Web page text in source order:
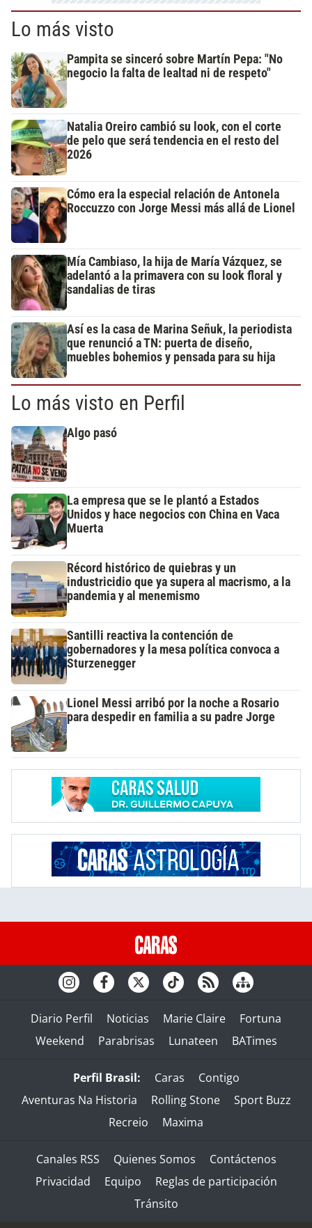
Lo más visto
Pampita se sinceró sobre Martín Pepa: "No
negocio la falta de lealtad ni de respeto"
Natalia Oreiro cambió su look, con el corte
de pelo que será tendencia en el resto del
2026
Cómo era la especial relación de Antonela
Roccuzzo con Jorge Messi más allá de Lionel
Mía Cambiaso, la hija de María Vázquez, se
adelantó a la primavera con su look floral y
sandalias de tiras
Así es la casa de Marina Señuk, la periodista
que renunció a TN: puerta de diseño,
muebles bohemios y pensada para su hija
Lo más visto en Perfil
Algo pasó
La empresa que se le plantó a Estados
Unidos y hace negocios con China en Vaca
Muerta
Récord histórico de quiebras y un
industricidio que ya supera al macrismo, a la
pandemia y al menemismo
Santilli reactiva la contención de
gobernadores y la mesa política convoca a
Sturzenegger
Lionel Messi arribó por la noche a Rosario
para despedir en familia a su padre Jorge
Diario Perfil Noticias Marie Claire
Fortuna
Weekend
Parabrisas Lunateen BATimes
Perfil Brasil: Caras
Contigo
Aventuras Na Historia
Rolling Stone
Sport Buzz
Recreio
Maxima
Canales RSS Quienes Somos
Contáctenos
Privacidad
Equipo
Reglas de participación
Tránsito